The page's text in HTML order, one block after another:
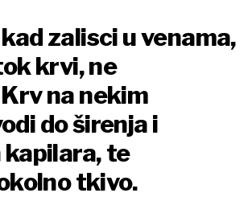
zalisci u venama,
krvi, ne
na nekim
do širenja i
kapilara, te
tkivo.